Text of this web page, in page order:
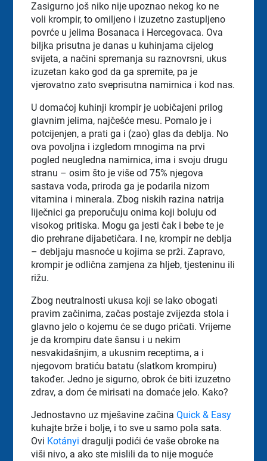
Zasigurno još niko nije upoznao nekog ko ne
voli krompir, to omiljeno i izuzetno zastupljeno
povrće u jelima Bosanaca i Hercegovaca. Ova
biljka prisutna je danas u kuhinjama cijelog
svijeta, a načini spremanja su raznovrsni, ukus
izuzetan kako god da ga spremite, pa je
vjerovatno zato sveprisutna namirnica i kod nas.
U domaćoj kuhinji krompir je uobičajeni prilog
glavnim jelima, najčešće mesu. Pomalo je i
potcijenjen, a prati ga i (zao) glas da deblja. No
ova povoljna i izgledom mnogima na prvi
pogled neugledna namirnica, ima i svoju drugu
stranu – osim što je više od 75% njegova
sastava voda, priroda ga je podarila nizom
vitamina i minerala. Zbog niskih razina natrija
liječnici ga preporučuju onima koji boluju od
visokog pritiska. Mogu ga jesti čak i bebe te je
dio prehrane dijabetičara. I ne, krompir ne deblja
– debljaju masnoće u kojima se prži. Zapravo,
krompir je odlična zamjena za hljeb, tjesteninu ili
rižu.
Zbog neutralnosti ukusa koji se lako obogati
pravim začinima, začas postaje zvijezda stola i
glavno jelo o kojemu će se dugo pričati. Vrijeme
je da krompiru date šansu i u nekim
nesvakidašnjim, a ukusnim receptima, a i
njegovom bratiću batatu (slatkom krompiru)
također. Jedno je sigurno, obrok će biti izuzetno
zdrav, a dom će mirisati na domaće jelo. Kako?
Jednostavno uz mješavine začinaQuick & Easy
kuhajte brže i bolje, i to sve u samo pola sata.
Ovi Kotányi dragulji podići će vaše obroke na
viši nivo, a ako ste mislili da to nije moguće